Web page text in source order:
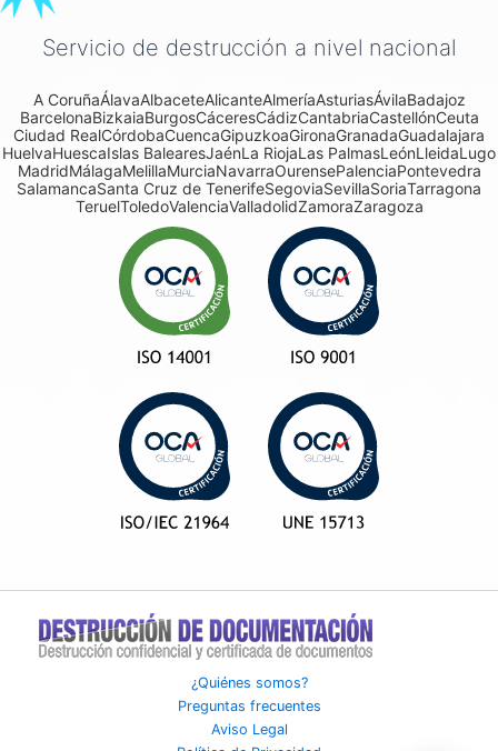
Servicio de destrucción a nivel nacional
A CoruñaÁlavaAlbaceteAlicanteAlmeríaAsturiasÁvilaBadajoz
BarcelonaBizkaiaBurgosCáceresCádizCantabriaCastellónCeuta
Ciudad RealCórdobaCuencaGipuzkoaGironaGranadaGuadalajara
HuelvaHuescaIslas BalearesJaénLa RiojaLas PalmasLeónLleidaLugo
MadridMálagaMelillaMurciaNavarraOurensePalenciaPontevedra
SalamancaSanta Cruz de TenerifeSegoviaSevillaSoriaTarragona
TeruelToledoValenciaValladolidZamoraZaragoza
¿Quiénes somos?
Preguntas frecuentes
Aviso Legal